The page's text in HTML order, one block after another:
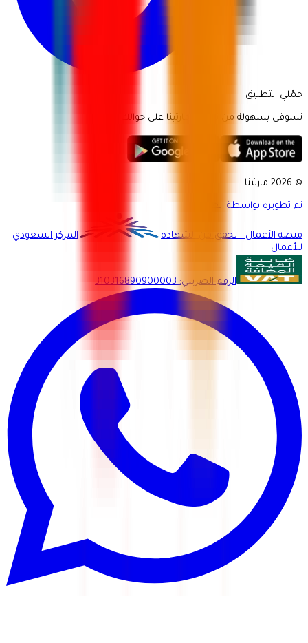
حمّلي التطبيق
تسوقي بسهولة من تطبيق مارتينا على جوالك.
© 2026 مارتينا
تم تطويره بواسطة العميد
منصة الأعمال - تحقق من الشهادة
المركز السعودي
للأعمال
الرقم الضريبي:
310316890900003